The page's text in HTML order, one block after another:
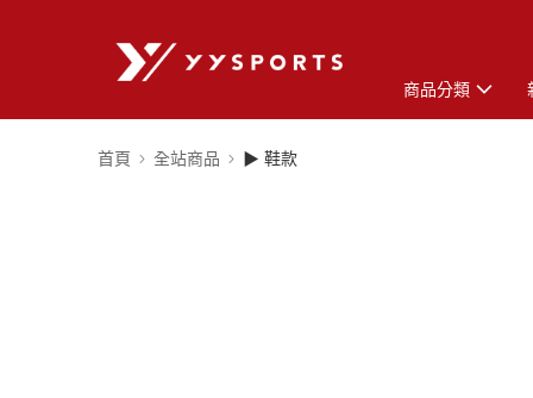
商品分類
首頁 全站商品 ▶ 鞋款